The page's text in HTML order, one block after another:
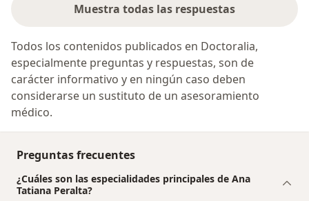
Muestra todas las respuestas
Todos los contenidos publicados en Doctoralia,
especialmente preguntas y respuestas, son de
carácter informativo y en ningún caso deben
considerarse un sustituto de un asesoramiento
médico.
Preguntas frecuentes
¿Cuáles son las especialidades principales de Ana
Tatiana Peralta?